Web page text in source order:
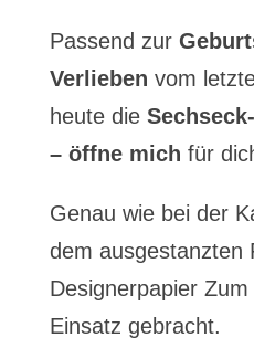
Passend zur
Verlieben vom
heute die
– öffne mich für
Genau wie bei der
dem ausgestanzten
Designerpapier
Einsatz gebracht.